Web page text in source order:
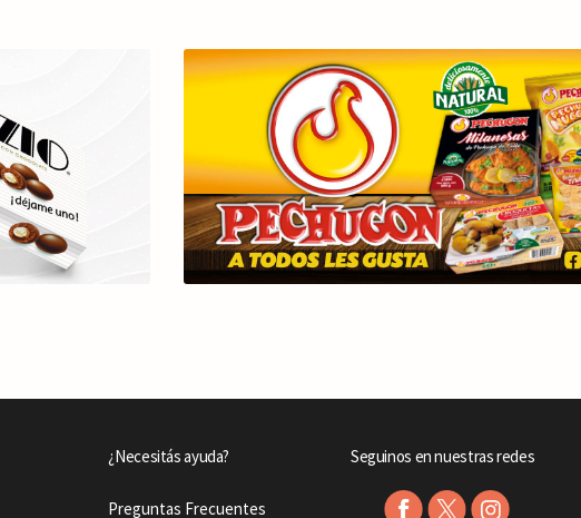
¿Necesitás ayuda?
Preguntas Frecuentes
Seguinos en nuestras redes